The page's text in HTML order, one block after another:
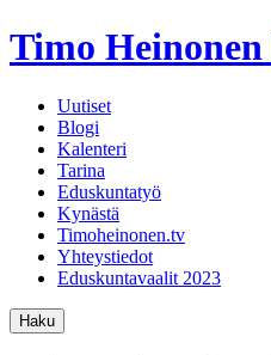
Timo Heinonen
Uutiset
Blogi
Kalenteri
Tarina
Eduskuntatyö
Kynästä
Timoheinonen.tv
Yhteystiedot
Eduskuntavaalit 2023
Haku